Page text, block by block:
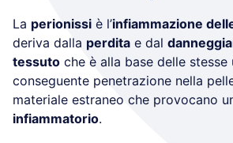
La perionissi è l’infiammazione
deriva dalla perdita e dal
tessuto che è alla base delle stesse
conseguente penetrazione nella
materiale estraneo che provocano
infiammatorio.